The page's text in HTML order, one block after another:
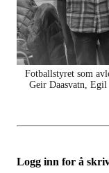
Fotballstyret som
Geir Daasvatn,
Logg inn for å